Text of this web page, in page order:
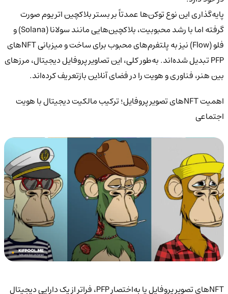
پایه‌گذاری این نوع توکن‌ها عمدتاً بر بستر بلاکچین اتریوم صورت
گرفته اما با رشد محبوبیت، بلاکچین‌هایی مانند سولانا (Solana) و
فلو (Flow) نیز به پلتفرم‌های محبوب برای ساخت و میزبانی NFTهای
PFP تبدیل شده‌اند. به‌طور کلی، این تصاویر پروفایل دیجیتال، مرزهای
بین هنر، فناوری و هویت را در فضای آنلاین بازتعریف کرده‌اند.
اهمیت NFTهای تصویر پروفایل؛ ترکیب مالکیت دیجیتال با هویت
اجتماعی
NFTهای تصویر پروفایل یا به‌اختصار PFP، فراتر از یک دارایی دیجیتال